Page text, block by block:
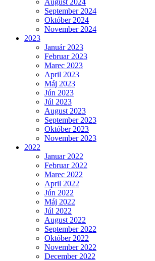
August 2024
September 2024
Október 2024
November 2024
2023
Január 2023
Februar 2023
Marec 2023
April 2023
Máj 2023
Jún 2023
Júl 2023
August 2023
September 2023
Október 2023
November 2023
2022
Januar 2022
Februar 2022
Marec 2022
April 2022
Jún 2022
Máj 2022
Júl 2022
August 2022
September 2022
Október 2022
November 2022
December 2022